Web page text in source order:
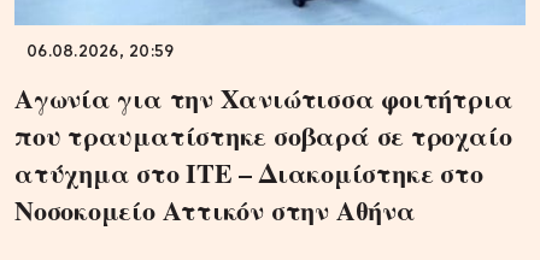
06.08.2026, 20:59
Αγωνία για την Χανιώτισσα φοιτήτρια
που τραυματίστηκε σοβαρά σε τροχαίο
ατύχημα στο ΙΤΕ – Διακομίστηκε στο
Νοσοκομείο Αττικόν στην Αθήνα